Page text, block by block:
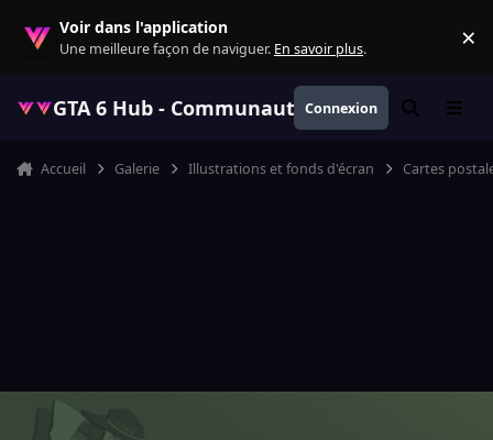
Voir dans l'application
Une meilleure façon de naviguer. En savoir plus. ×
GTA 6 Hub - Communauté GTA VI
Connexion Rechercher
Menu
Accueil Galerie Illustrations et fonds d'écran Cartes